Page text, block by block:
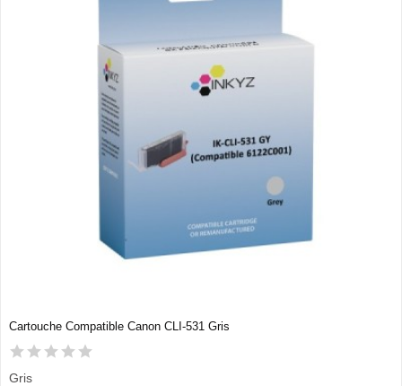
Cartouche Compatible Canon CLI-531 Gris
Gris